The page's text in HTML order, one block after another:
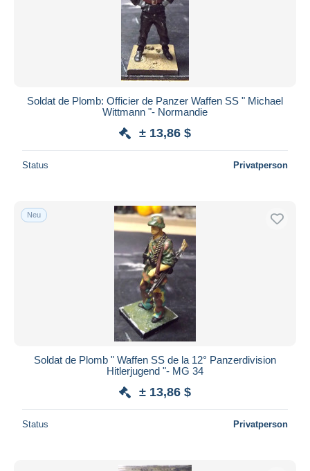
Soldat de Plomb: Officier de Panzer Waffen SS " Michael
Wittmann "- Normandie
± 13,86 $
Status Privatperson
Neu
Soldat de Plomb " Waffen SS de la 12° Panzerdivision
Hitlerjugend "- MG 34
± 13,86 $
Status Privatperson